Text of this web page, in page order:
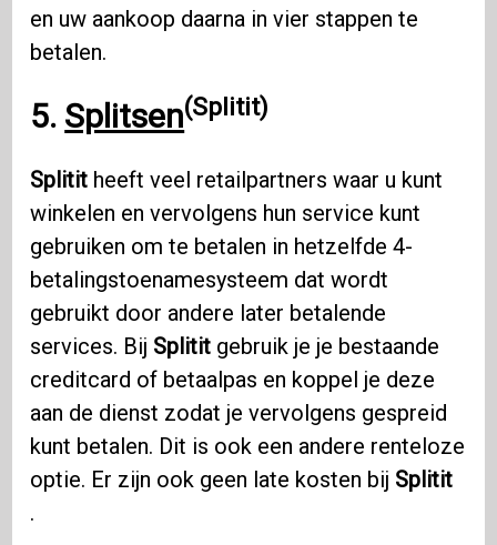
en uw aankoop daarna in vier stappen te
betalen.
5. Splitsen(Splitit)
Splitit heeft veel retailpartners waar u kunt
winkelen en vervolgens hun service kunt
gebruiken om te betalen in hetzelfde 4-
betalingstoenamesysteem dat wordt
gebruikt door andere later betalende
services. Bij Splitit gebruik je je bestaande
creditcard of betaalpas en koppel je deze
aan de dienst zodat je vervolgens gespreid
kunt betalen. Dit is ook een andere renteloze
optie. Er zijn ook geen late kosten bij Splitit
.